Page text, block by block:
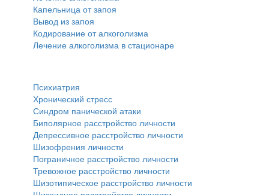
Капельница от запоя
Вывод из запоя
Кодирование от алкоголизма
Лечение алкоголизма в стационаре
Психиатрия
Хронический стресс
Синдром панической атаки
Биполярное расстройство личности
Депрессивное расстройство личности
Шизофрения личности
Пограничное расстройство личности
Тревожное расстройство личности
Шизотипическое расстройство личности